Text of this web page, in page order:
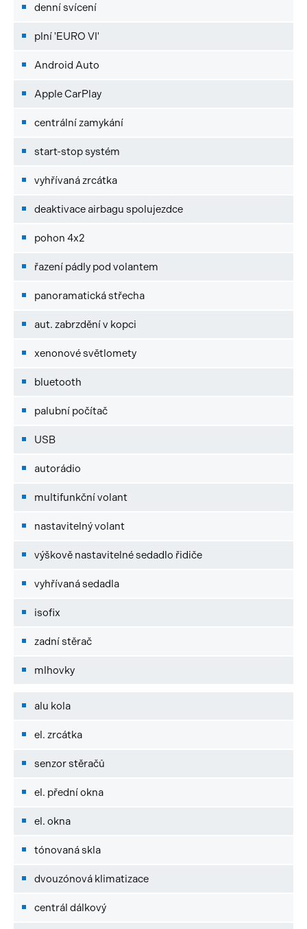
denní svícení
plní 'EURO VI'
Android Auto
Apple CarPlay
centrální zamykání
start-stop systém
vyhřívaná zrcátka
deaktivace airbagu spolujezdce
pohon 4x2
řazení pádly pod volantem
panoramatická střecha
aut. zabrzdění v kopci
xenonové světlomety
bluetooth
palubní počítač
USB
autorádio
multifunkční volant
nastavitelný volant
výškově nastavitelné sedadlo řidiče
vyhřívaná sedadla
isofix
zadní stěrač
mlhovky
alu kola
el. zrcátka
senzor stěračů
el. přední okna
el. okna
tónovaná skla
dvouzónová klimatizace
centrál dálkový